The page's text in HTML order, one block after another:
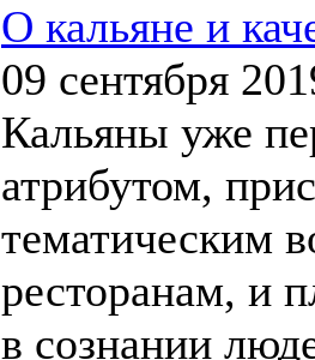
О кальяне и
09 сентября
Кальяны уже
атрибутом,
тематическим
ресторанам, и
в сознании